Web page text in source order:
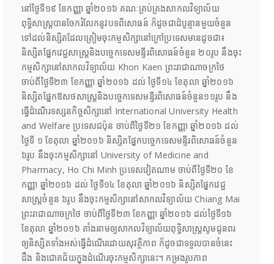
នៅថ្ងៃទី១៩ ខែកញ្ញា ឆ្នាំ២០១៦ គណៈគ្រប់គ្រងសាកលវិទ្យាល័យ
ពុទ្ធិសាស្រ្តបានចែករំលែកនូវបទពិសោធន៍ ក៏ដូចជាដំបូន្មានមួយចំនួន
ទៅដល់និស្សិតដែលត្រៀមចុះកម្មសិក្សានៅក្រៅប្រទេសមានដូចជា៖
និស្សិតផ្នែកវេជ្ជសាស្រ្តនិងបច្ចេកទេសមន្ទីរពិសោធន៍ចំនួន ២០រូប នឹងចុះ
កម្មសិក្សានៅសាកលវិទ្យាល័យ Khon Kaen ព្រះរាជាណាចក្រថៃ
ចាប់ពីថ្ងៃទី២៣ ខែកញ្ញា ឆ្នាំ២០១៦ ដល់ ថ្ងៃទី១៤ ខែតុលា ឆ្នាំ២០១៦
និស្សិតផ្នែកឱសថសាស្រ្តនិងបច្ចេកទេសមន្ទីរពិសោធន៍ចំនួន១១រូប នឹង
ធ្វើដំណើរទស្សនកិច្ចសិក្សានៅ​ International University Health
and Welfare ប្រទេសជប៉ុន ចាប់ពីថ្ងៃទី២១ ខែកញ្ញា ឆ្នាំ២០១៦ ដល់
ថ្ងៃទី ១ ខែតុលា ឆ្នាំ២០១៦ និស្សិតផ្នែកបច្ចេកទេសមន្ទីរពិសោធន៍ចំនួន
៦រូប នឹងចុះកម្មសិក្សានៅ University of Medicine and
Pharmacy, Ho Chi Minh ប្រទេសវៀតណាម ចាប់ពីថ្ងៃទី២០ ខែ
កញ្ញា ឆ្នាំ២០១៦ ដល់ ថ្ងៃទី១៤ ខែតុលា ឆ្នាំ២០១៦ និស្សិតផ្នែកវេជ្ជ
សាស្រ្តចំនួន ៦រូប នឹងចុះកម្មសិក្សានៅសាកលវិទ្យាល័យ Chiang Mai
ព្រះរាជាណាចក្រថៃ ចាប់ពីថ្ងៃទី២៣ ខែកញ្ញា ឆ្នាំ២០១៦ ដល់ថ្ងៃទី១៦
ខែតុលា ឆ្នាំ២០១៦ តាំងនាមឲ្យសាកលវិទ្យាល័យពុទ្ធិសាស្រ្តសូមជូនពរ
ឲ្យនិស្សិតទាំងអស់ធ្វើដំណើរដោយសុវត្ថិភាព ក៏ដូចជាទទួលបានចំនេះ
ដឹង និងជោគជ័យក្នុងដំណើរចុះកម្មសិក្សានេះ។ កម្រងរូបភាព